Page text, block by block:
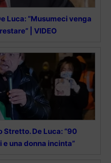
Luca: “Musumeci venga
| VIDEO
De Luca: “90
una donna incinta”